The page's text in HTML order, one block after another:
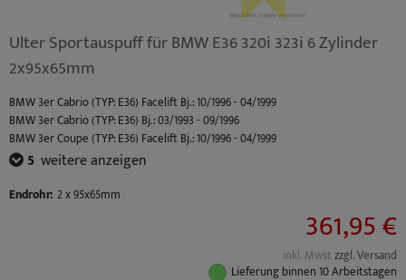
Ulter Sportauspuff für BMW E36 320i 323i 6 Zylinder
2x95x65mm
BMW 3er Cabrio (TYP: E36) Facelift Bj.: 10/1996 - 04/1999
BMW 3er Cabrio (TYP: E36) Bj.: 03/1993 - 09/1996
BMW 3er Coupe (TYP: E36) Facelift Bj.: 10/1996 - 04/1999
BMW 3er Coupe (TYP: E36) Bj.: 03/1992 - 09/1996
BMW 3er Limousine (TYP: E36) Bj.: 09/1990 - 09/1996
5 weitere anzeigen
Endrohr: 2 x 95x65mm
361,95 €
inkl. Mwstzzgl. Versand
Lieferung binnen 10 Arbeitstagen